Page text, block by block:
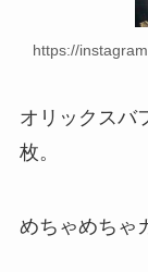
https://
オリックスバ
枚。
めちゃめちゃ